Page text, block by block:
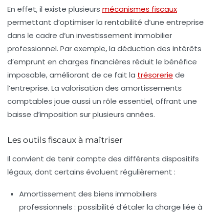
En effet, il existe plusieurs mécanismes fiscaux
permettant d’optimiser la rentabilité d’une entreprise
dans le cadre d’un investissement immobilier
professionnel. Par exemple, la déduction des intérêts
d’emprunt en charges financières réduit le bénéfice
imposable, améliorant de ce fait la trésorerie de
l’entreprise. La valorisation des amortissements
comptables joue aussi un rôle essentiel, offrant une
baisse d’imposition sur plusieurs années.
Les outils fiscaux à maîtriser
Il convient de tenir compte des différents dispositifs
légaux, dont certains évoluent régulièrement :
Amortissement des biens immobiliers
professionnels : possibilité d’étaler la charge liée à